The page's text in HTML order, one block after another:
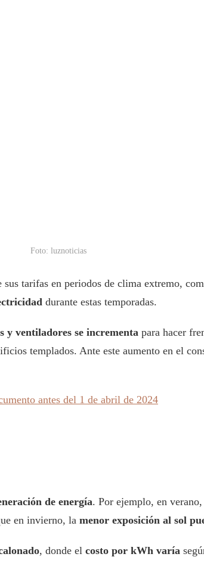
Foto: luznoticias
sus tarifas en periodos de clima extremo,
durante estas temporadas.
y ventiladores se incrementa para hacer
templados. Ante este aumento en el
antes del 1 de abril de 2024
de energía. Por ejemplo, en
en invierno, la menor exposición al sol
, donde el costo por kWh varía